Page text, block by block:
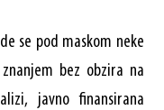
se pod maskom neke
bez obzira na
javno finansirana